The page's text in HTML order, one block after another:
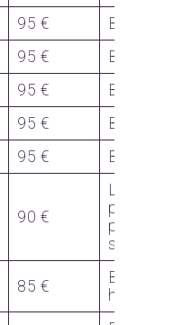
95 €
Bon
95 €
Bon
95 €
Bon
95 €
Bon
95 € Bon
90 €
Lots
petits
paquets
85 €
Bon
head